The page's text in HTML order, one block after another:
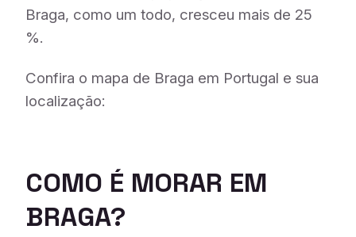
Braga, como um todo, cresceu mais de 25
%.
Confira o mapa de Braga em Portugal e sua
localização:
COMO É MORAR EM
BRAGA?